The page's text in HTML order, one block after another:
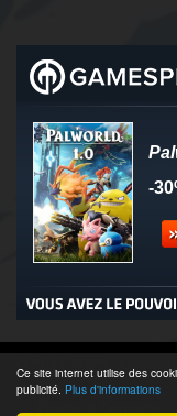
Ce site internet utilise des
publicité. Plus d'informations